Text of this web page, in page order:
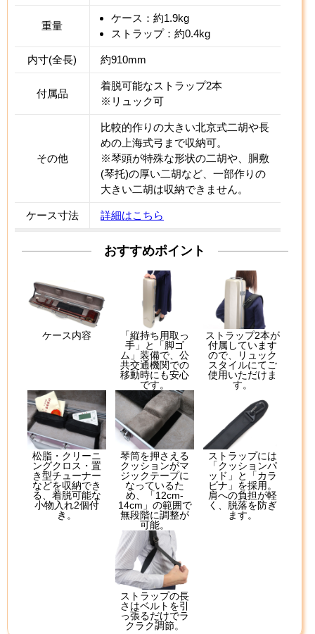
重量
ケース：約1.9kg
ストラップ：約0.4kg
内寸(全長) 約910mm
付属品
着脱可能なストラップ2本
※リュック可
その他
比較的作りの大きい北京式二胡や長
めの上海式弓まで収納可。
※琴頭が特殊な形状の二胡や、胴敷
(琴托)の厚い二胡など、一部作りの
大きい二胡は収納できません。
ケース寸法 詳細はこちら
おすすめポイント
ケース内容
「縦持ち用取っ
手」と「脚ゴ
ム」装備で、公
共交通機関での
移動時にも安心
です。
ストラップ2本が
付属しています
ので、リュック
スタイルにてご
使用いただけま
す。
松脂・クリーニ
ングクロス・置
き型チューナー
などを収納でき
る、着脱可能な
小物入れ2個付
き。
琴筒を押さえる
クッションがマ
ジックテープに
なっているた
め、「12cm-
14cm」の範囲で
無段階に調整が
可能。
ストラップには
「クッションパ
ッド」と「カラ
ビナ」を採用。
肩への負担が軽
く、脱落を防ぎ
ます。
ストラップの長
さはベルトを引
っ張るだけでラ
クラク調節。